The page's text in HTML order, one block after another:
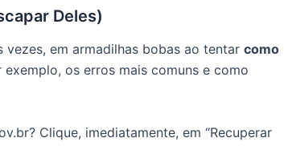
Deles)
em armadilhas bobas ao tentar como
exemplo, os erros mais comuns e como
Clique, imediatamente, em “Recuperar